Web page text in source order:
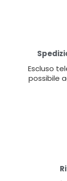
Escluso
possibile